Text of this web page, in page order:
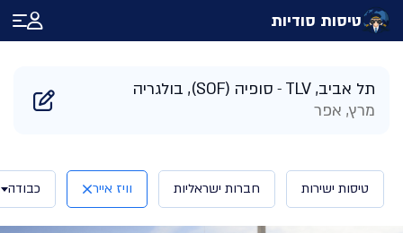
טיסות סודיות
תל אביב, TLV
סופיה (SOF), בולגריה
מרץ, אפר
טיסות ישירות חברות ישראליות וויז אייר כבודה